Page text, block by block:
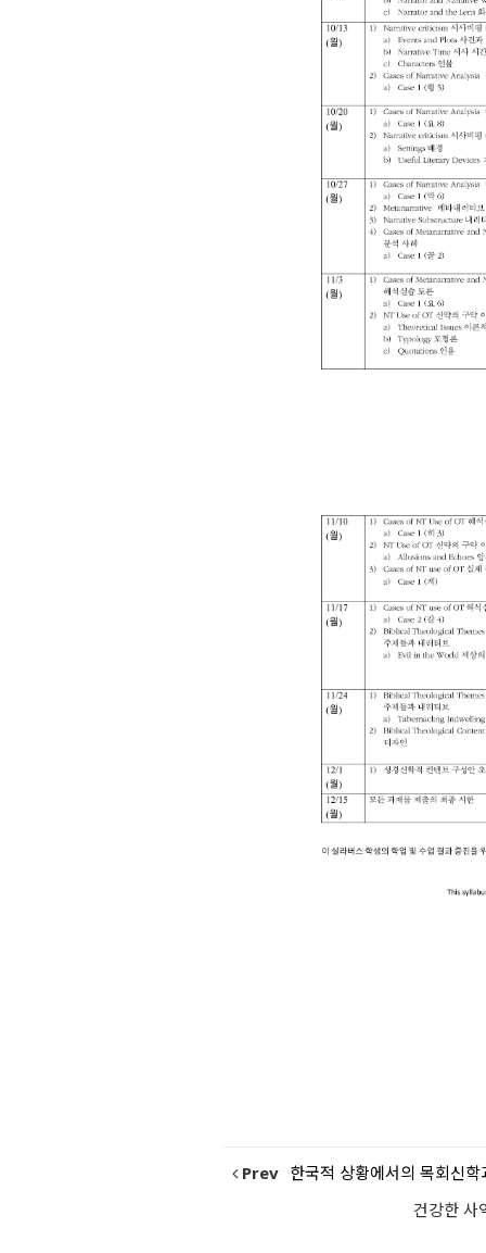
Prev 한국적 상황에서의 목회신학
건강한 사